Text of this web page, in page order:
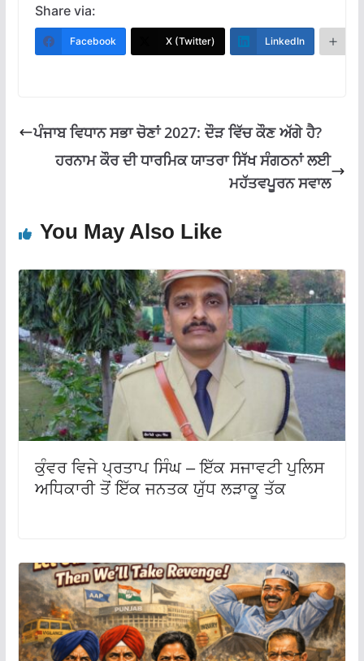
e
b
k
at
s
p
e
gr
ai
l
ar
e
Share via:
Facebook X (Twitter) LinkedIn
ਪੰਜਾਬ ਵਿਧਾਨ ਸਭਾ ਚੋਣਾਂ 2027: ਦੌੜ ਵਿੱਚ ਕੌਣ ਅੱਗੇ ਹੈ?
ਹਰਨਾਮ ਕੌਰ ਦੀ ਧਾਰਮਿਕ ਯਾਤਰਾ ਸਿੱਖ ਸੰਗਠਨਾਂ ਲਈ
ਮਹੱਤਵਪੂਰਨ ਸਵਾਲ
You May Also Like
ਕੁੰਵਰ ਵਿਜੇ ਪ੍ਰਤਾਪ ਸਿੰਘ – ਇੱਕ ਸਜਾਵਟੀ ਪੁਲਿਸ
ਅਧਿਕਾਰੀ ਤੋਂ ਇੱਕ ਜਨਤਕ ਯੁੱਧ ਲੜਾਕੂ ਤੱਕ